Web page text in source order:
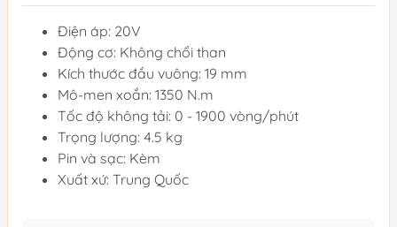
Điện áp: 20V
Động cơ: Không chổi than
Kích thước đầu vuông: 19 mm
Mô-men xoắn: 1350 N.m
Tốc độ không tải: 0 - 1900 vòng/phút
Trọng lượng: 4.5 kg
Pin và sạc: Kèm
Xuất xứ: Trung Quốc